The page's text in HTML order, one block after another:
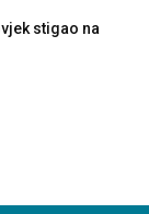
stigao na